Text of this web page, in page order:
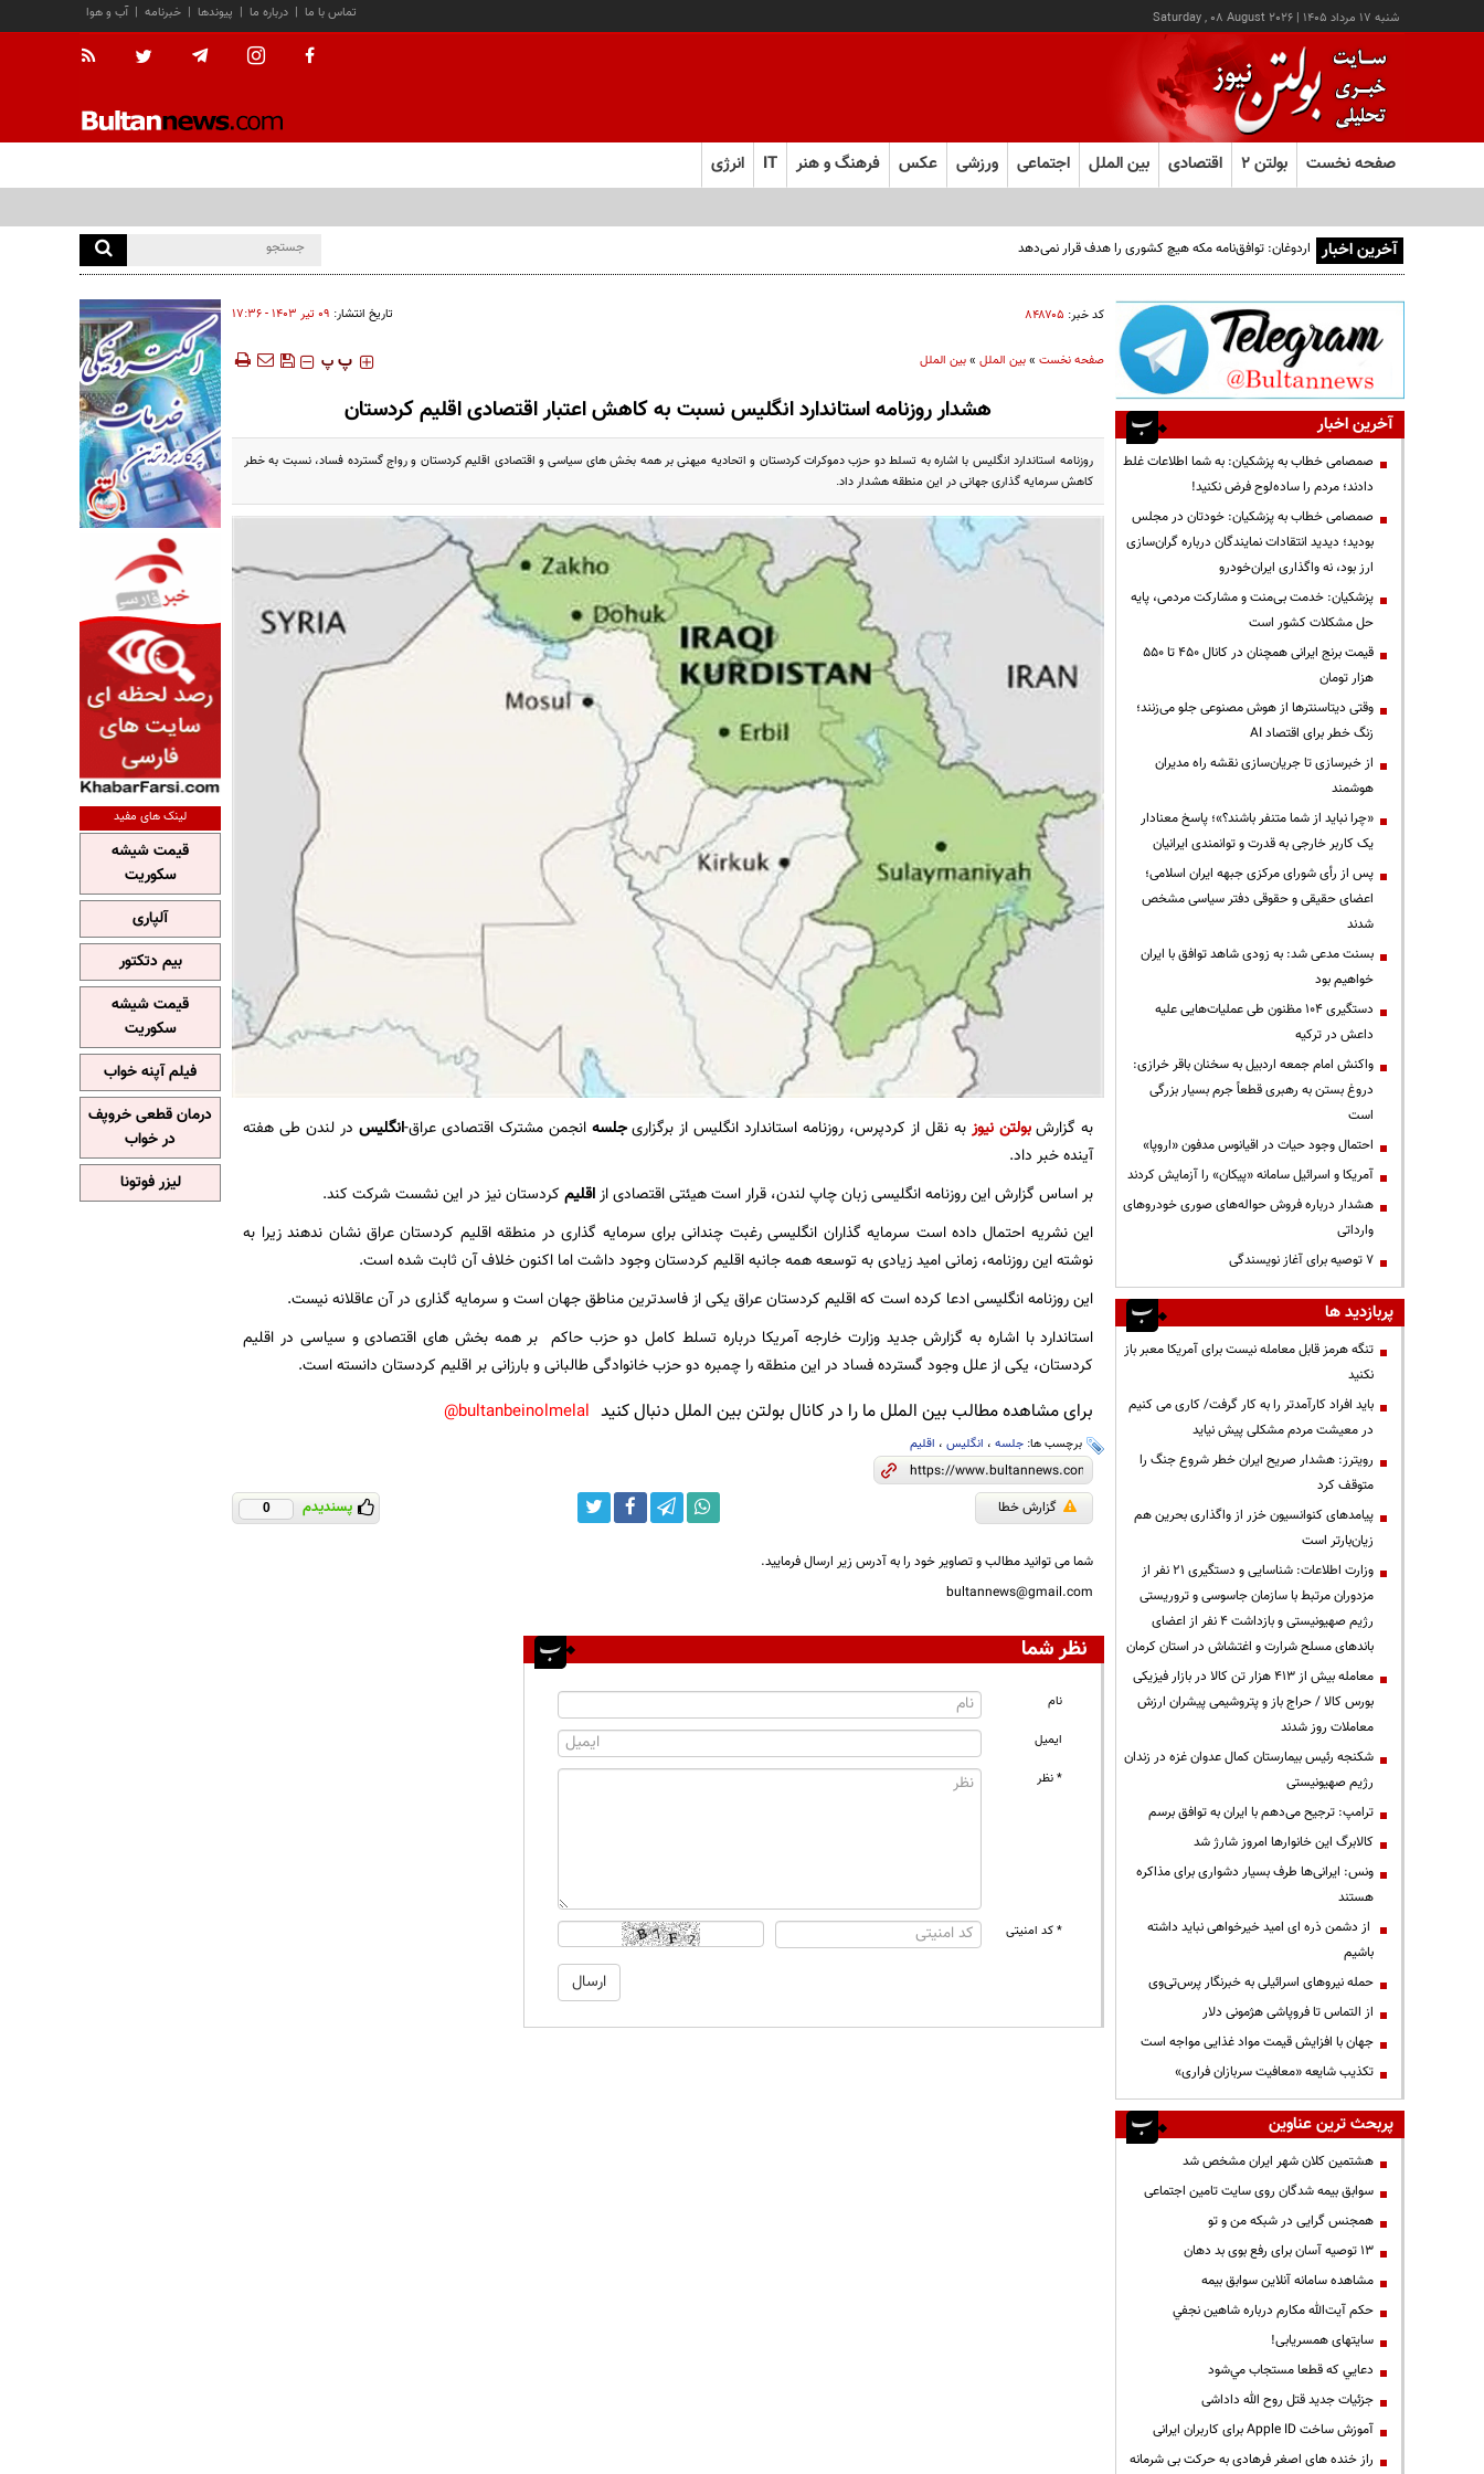
شنبه ۱۷ مرداد ۱۴۰۵ |
Saturday , 08 August 2026 آب و هوا | خبرنامه | پیوندها | درباره ما | تماس با ما
صفحه نخست بولتن ۲ اقتصادی بین الملل اجتماعی ورزشی عکس فرهنگ و هنر IT انرژی
آخرین اخبار اردوغان: توافق‌نامه مکه هیچ کشوری را هدف قرار نمی‌دهد
کد خبر: ۸۴۸۷۰۵ تاریخ انتشار: ۰۹ تير ۱۴۰۳ - ۱۷:۳۶
صفحه نخست»بین الملل»بین الملل ‍‍‍ پ پ
هشدار روزنامه استاندارد انگلیس نسبت به کاهش اعتبار اقتصادی اقلیم کردستان
روزنامه استاندارد انگلیس با اشاره به تسلط دو حزب دموکرات کردستان و اتحادیه میهنی بر همه بخش های سیاسی و اقتصادی اقلیم کردستان و رواج گسترده فساد، نسبت به خطر
کاهش سرمایه گذاری جهانی در این منطقه هشدار داد.
به گزارش بولتن نیوز به نقل از کردپرس، روزنامه استاندارد انگلیس از برگزاریجلسهانجمن مشترک اقتصادی عراق-انگلیس در لندن طی هفته
آینده خبر داد.
بر اساس گزارش این روزنامه انگلیسی زبان چاپ لندن، قرار است هیئتی اقتصادی ازاقلیم کردستان نیز در این نشست شرکت کند.
این نشریه احتمال داده است سرمایه گذاران انگلیسی رغبت چندانی برای سرمایه گذاری در منطقه اقلیم کردستان عراق نشان ندهند زیرا به
نوشته این روزنامه، زمانی امید زیادی به توسعه همه جانبه اقلیم کردستان وجود داشت اما اکنون خلاف آن ثابت شده است.
این روزنامه انگلیسی ادعا کرده است که اقلیم کردستان عراق یکی از فاسدترین مناطق جهان است و سرمایه گذاری در آن عاقلانه نیست.
استاندارد با اشاره به گزارش جدید وزارت خارجه آمریکا درباره تسلط کامل دو حزب حاکم بر همه بخش های اقتصادی و سیاسی در اقلیم
کردستان، یکی از علل وجود گسترده فساد در این منطقه را چمبره دو حزب خانوادگی طالبانی و بارزانی بر اقلیم کردستان دانسته است.
برای مشاهده مطالب بین الملل ما را در کانال بولتن بین الملل دنبال کنید bultanbeinolmelal@
برچسب ها: جلسه، انگلیس، اقلیم
گزارش خطا پسندیدم 0
شما می توانید مطالب و تصاویر خود را به آدرس زیر ارسال فرمایید.
bultannews@gmail.com
نظر شما
نام
ایمیل
* نظر
* کد امنیتی
آخرین اخبار
صمصامی خطاب به پزشکیان: به شما اطلاعات غلط
دادند؛ مردم را ساده‌لوح فرض نکنید!
صمصامی خطاب به پزشکیان: خودتان در مجلس
بودید؛ دیدید انتقادات نمایندگان درباره گران‌سازی
ارز بود، نه واگذاری ایران‌خودرو
پزشکیان: خدمت بی‌منت و مشارکت مردمی، پایه
حل مشکلات کشور است
قیمت‌ برنج ایرانی همچنان در کانال ۴۵۰ تا ۵۵۰
هزار تومان
وقتی دیتاسنترها از هوش مصنوعی جلو می‌زنند؛
زنگ خطر برای اقتصاد AI
از خبرسازی تا جریان‌سازی نقشه راه مدیران
هوشمند
«چرا نباید از شما متنفر باشند؟»؛ پاسخ معنادار
یک کاربر خارجی به قدرت و توانمندی ایرانیان
پس از رأی شورای مرکزی جبهه ایران اسلامی؛
اعضای حقیقی و حقوقی دفتر سیاسی مشخص
شدند
بسنت مدعی شد: به زودی شاهد توافق با ایران
خواهیم بود
دستگیری ۱۰۴ مظنون طی عملیات‌هایی علیه
داعش در ترکیه
واکنش امام جمعه اردبیل به سخنان باقر خرازی:
دروغ بستن به رهبری قطعاً جرم بسیار بزرگی
است
احتمال وجود حیات در اقیانوس مدفون «اروپا»
آمریکا و اسرائیل سامانه «پیکان» را آزمایش کردند
هشدار درباره فروش حواله‌های صوری خودروهای
وارداتی
۷ توصیه برای آغاز نویسندگی
پربازدید ها
تنگه هرمز قابل معامله نیست برای آمریکا معبر باز
نکنید
باید افراد کارآمدتر را به کار گرفت/ کاری می کنیم
در معیشت مردم مشکلی پیش نیاید
رویترز: هشدار صریح ایران خطر شروع جنگ را
متوقف کرد
پیامدهای کنوانسیون خزر از واگذاری بحرین هم
زیان‌بارتر است
وزارت اطلاعات: شناسایی و دستگیری ۲۱ نفر از
مزدوران مرتبط با سازمان جاسوسی و تروریستی
رژیم صهیونیستی و بازداشت ۴ نفر از اعضای
باندهای مسلح شرارت و اغتشاش در استان کرمان
معامله بیش از ۴۱۳ هزار تن کالا در بازار فیزیکی
بورس کالا / حراج باز و پتروشیمی پیشران ارزش
معاملات روز شدند
شکنجه رئیس بیمارستان کمال عدوان غزه در زندان
رژیم صهیونیستی
ترامپ: ترجیح می‌دهم با ایران به توافق برسم
کالابرگ این خانوارها امروز شارژ شد
ونس: ایرانی‌ها طرف بسیار دشواری برای مذاکره
هستند
از دشمن ذره ای امید خیرخواهی نباید داشته
باشیم
حمله نیروهای اسرائیلی به خبرنگار پرس‌تی‌وی
از التماس تا فروپاشی هژمونی دلار
جهان با افزایش قیمت مواد غذایی مواجه است
تکذیب شایعه «معافیت سربازان فراری»
پربحث ترین عناوین
هشتمین کلان شهر ایران مشخص شد
سوابق بیمه شدگان روی سایت تامین اجتماعی
همجنس گرایی در شبکه من و تو
13 توصیه آسان برای رفع بوی بد دهان
مشاهده سامانه آنلاين سوابق بیمه
حكم آيت‌الله مكارم درباره شاهين نجفي
سایتهای همسریابی!
دعايي كه قطعا مستجاب مي‌شود
جزئیات جدید قتل روح الله داداشی
آموزش ساخت Apple ID برای کاربران ایرانی
راز خنده های اصغر فرهادی به حرکت بی شرمانه
لینک های مفید
قیمت شیشه
سکوریت
آلپاری
بیم دتکتور
قیمت شیشه
سکوریت
فیلم آپنه خواب
درمان قطعی خروپف
در خواب
لیزر فوتونا